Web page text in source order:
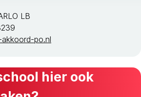
LB
po.nl
hier ook